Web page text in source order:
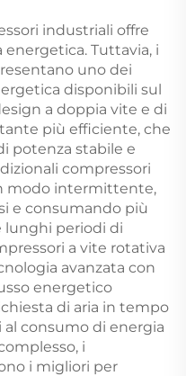
industriali offre
Tuttavia, i
uno dei
disponibili sul
a doppia vite e di
più efficiente, che
potenza stabile e
compressori
modo intermittente,
e consumando più
lunghi periodi di
a vite rotativa
avanzata con
energetico
di aria in tempo
consumo di energia
i
i migliori per